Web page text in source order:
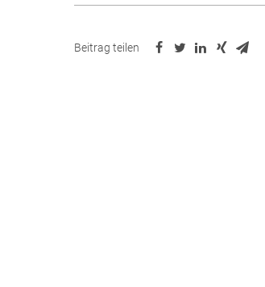
Beitrag teilen